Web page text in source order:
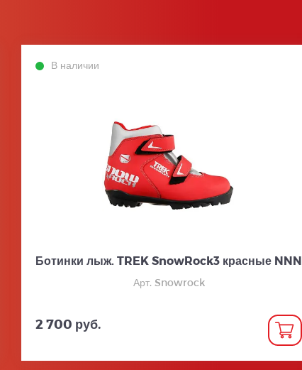
В наличии
Ботинки лыж. TREK SnowRock3 красные NNN
Арт. Snowrock
2 700 руб.